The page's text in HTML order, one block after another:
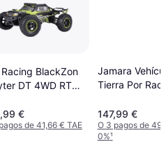
Racing BlackZon
DT 4WD RTR
€
de 41,66 € TAE
Jamara
Tierra Por
147,99 €
O 3 pagos de
0%¹